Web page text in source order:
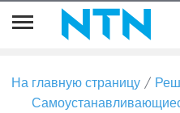
На главную страницу